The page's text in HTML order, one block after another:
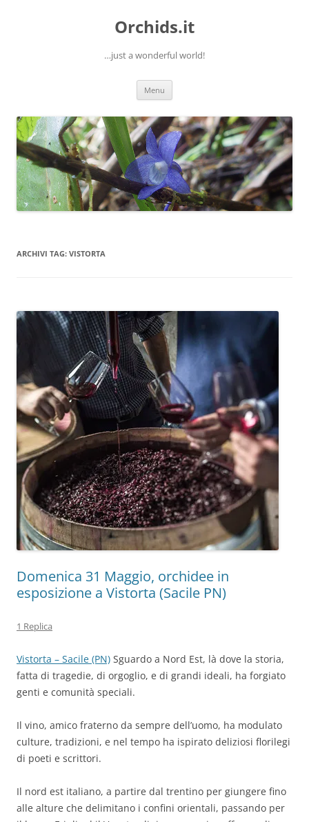
Orchids.it
…just a wonderful world!
Menu
ARCHIVI TAG: VISTORTA
Domenica 31 Maggio, orchidee in
esposizione a Vistorta (Sacile PN)
1 Replica
Vistorta – Sacile (PN) Sguardo a Nord Est, là dove la storia,
fatta di tragedie, di orgoglio, e di grandi ideali, ha forgiato
genti e comunità speciali.
Il vino, amico fraterno da sempre dell’uomo, ha modulato
culture, tradizioni, e nel tempo ha ispirato deliziosi florilegi
di poeti e scrittori.
Il nord est italiano, a partire dal trentino per giungere fino
alle alture che delimitano i confini orientali, passando per